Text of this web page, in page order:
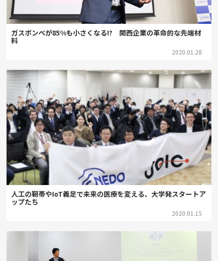
ガスボンベが85%も小さくなる!? 関西企業の革命的な先端材
料
2020.01.28
人工の靭帯やIoT義足で未来の医療を変える、大学発スタートア
ップたち
2020.01.15